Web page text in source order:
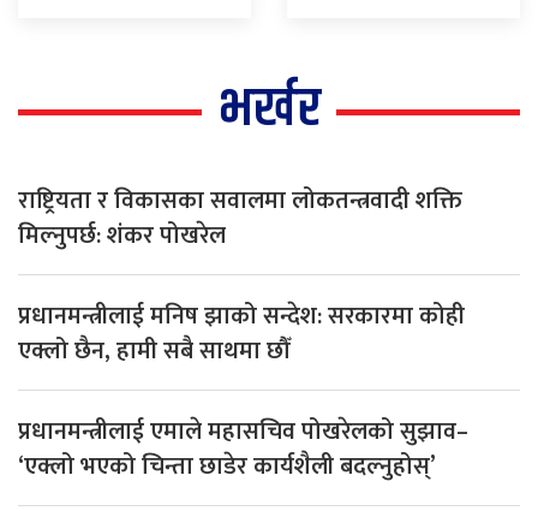
भर्खर
राष्ट्रियता र विकासका सवालमा लोकतन्त्रवादी शक्ति
मिल्नुपर्छ: शंकर पोखरेल
प्रधानमन्त्रीलाई मनिष झाको सन्देश: सरकारमा कोही
एक्लो छैन, हामी सबै साथमा छौँ
प्रधानमन्त्रीलाई एमाले महासचिव पोखरेलको सुझाव–
‘एक्लो भएको चिन्ता छाडेर कार्यशैली बदल्नुहोस्’